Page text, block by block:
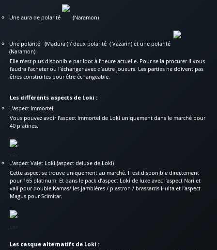
Une aura de polarité (Naramon)
Une polarité (Madurai) / deux polarité ( Vazarin) et une polarité
(Naramon)
Elle n’est plus disponible par loot à l’heure actuelle. Pour se la procurer il vous
faudra l’acheter ou l’échanger avec d’autre joueurs. Les parties ne doivent pas
êtres construites pour être échangeable.
Les différents aspects de Loki :
L’aspect Immortel
Vous pouvez avoir l’aspect Immortel de Loki uniquement dans le marché pour
40 platines.
L’aspect Valet Loki (aspect deluxe de Loki)
Cette aspect se trouve uniquement au marché. Il est disponible directement
pour 165 platinum. Et dans le pack d’aspect Loki de luxe avec l’aspect Nari et
vali pour double Kamas/ les jambières / plastron / brassards Hulta et l’aspect
Magus pour Scimitar.
Les casque alternatifs de Loki :